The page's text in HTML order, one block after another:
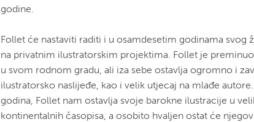
godine.
Follet će nastaviti raditi i u osamdesetim godinama svog
na privatnim ilustratorskim projektima. Follet je
u svom rodnom gradu, ali iza sebe ostavlja ogromno i
ilustratorsko naslijeđe, kao i velik utjecaj na mlađe
godina, Follet nam ostavlja svoje barokne ilustracije u
kontinentalnih časopisa, a osobito hvaljen ostat će